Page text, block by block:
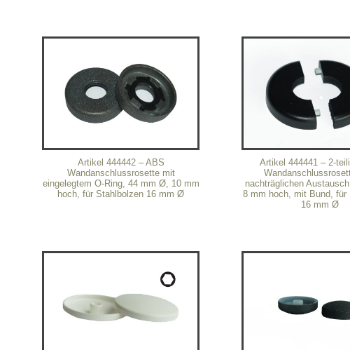
Artikel 444442 – ABS
Wandanschlussrosette mit
eingelegtem O-Ring, 44 mm Ø, 10 mm
hoch, für Stahlbolzen 16 mm Ø
Artikel 444441 – 2-
nachträglichen
8 mm hoch, mit Bund, für
16 mm Ø